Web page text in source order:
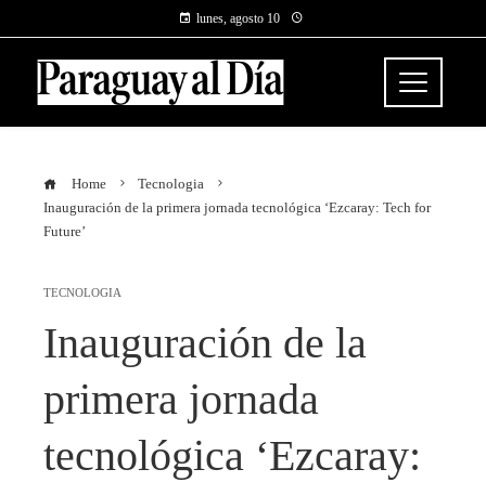
lunes, agosto 10
Home
Tecnologia
Inauguración de la primera jornada tecnológica ‘Ezcaray: Tech for
Future’
TECNOLOGIA
Inauguración de la
primera jornada
tecnológica ‘Ezcaray: